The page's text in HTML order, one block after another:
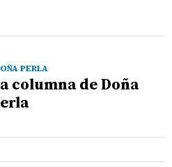
PERLA
columna de Doña